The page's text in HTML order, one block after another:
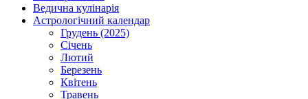
Ведична кулінарія
Астрологічний календар
Грудень (2025)
Січень
Лютий
Березень
Квітень
Травень